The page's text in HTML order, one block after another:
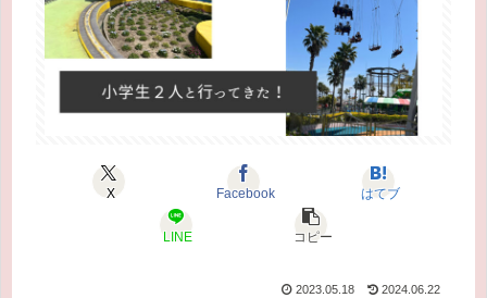
X Facebook はてブ
LINE コピー
2023.05.18 2024.06.22